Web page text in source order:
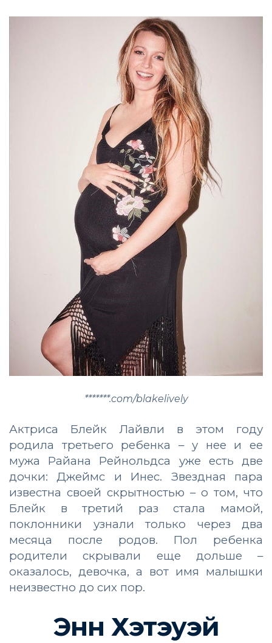
*******.com/blakelively
Актриса Блейк Лайвли в этом году
родила третьего ребенка – у нее и ее
мужа Райана Рейнольдса уже есть две
дочки: Джеймс и Инес. Звездная пара
известна своей скрытностью – о том, что
Блейк в третий раз стала мамой,
поклонники узнали только через два
месяца после родов. Пол ребенка
родители скрывали еще дольше –
оказалось, девочка, а вот имя малышки
неизвестно до сих пор.
Энн Хэтэуэй